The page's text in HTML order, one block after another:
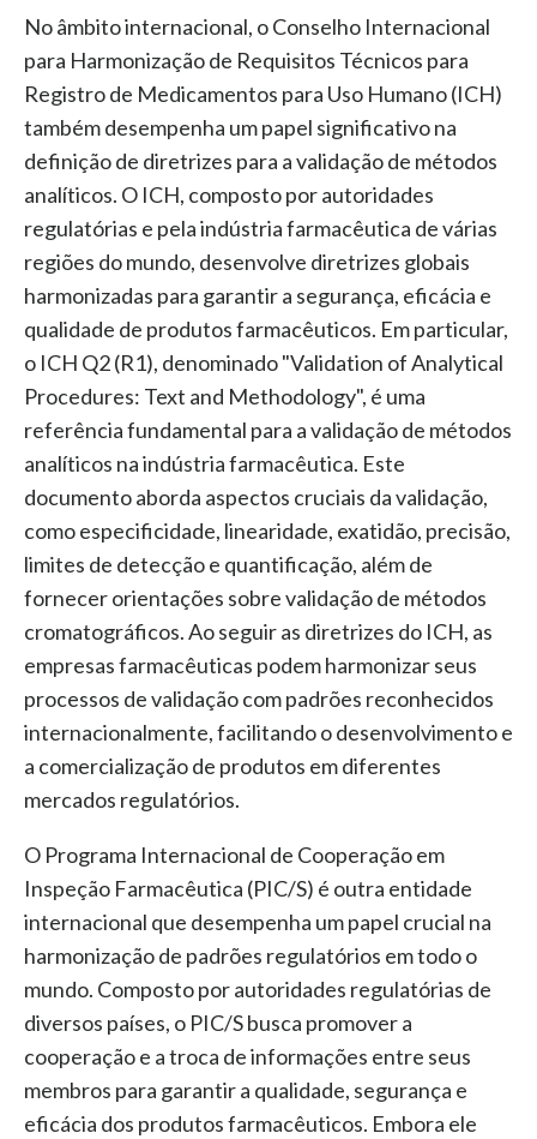
No âmbito internacional, o Conselho Internacional
para Harmonização de Requisitos Técnicos para
Registro de Medicamentos para Uso Humano (ICH)
também desempenha um papel significativo na
definição de diretrizes para a validação de métodos
analíticos. O ICH, composto por autoridades
regulatórias e pela indústria farmacêutica de várias
regiões do mundo, desenvolve diretrizes globais
harmonizadas para garantir a segurança, eficácia e
qualidade de produtos farmacêuticos. Em particular,
o ICH Q2 (R1), denominado "Validation of Analytical
Procedures: Text and Methodology", é uma
referência fundamental para a validação de métodos
analíticos na indústria farmacêutica. Este
documento aborda aspectos cruciais da validação,
como especificidade, linearidade, exatidão, precisão,
limites de detecção e quantificação, além de
fornecer orientações sobre validação de métodos
cromatográficos. Ao seguir as diretrizes do ICH, as
empresas farmacêuticas podem harmonizar seus
processos de validação com padrões reconhecidos
internacionalmente, facilitando o desenvolvimento e
a comercialização de produtos em diferentes
mercados regulatórios.
O Programa Internacional de Cooperação em
Inspeção Farmacêutica (PIC/S) é outra entidade
internacional que desempenha um papel crucial na
harmonização de padrões regulatórios em todo o
mundo. Composto por autoridades regulatórias de
diversos países, o PIC/S busca promover a
cooperação e a troca de informações entre seus
membros para garantir a qualidade, segurança e
eficácia dos produtos farmacêuticos. Embora ele